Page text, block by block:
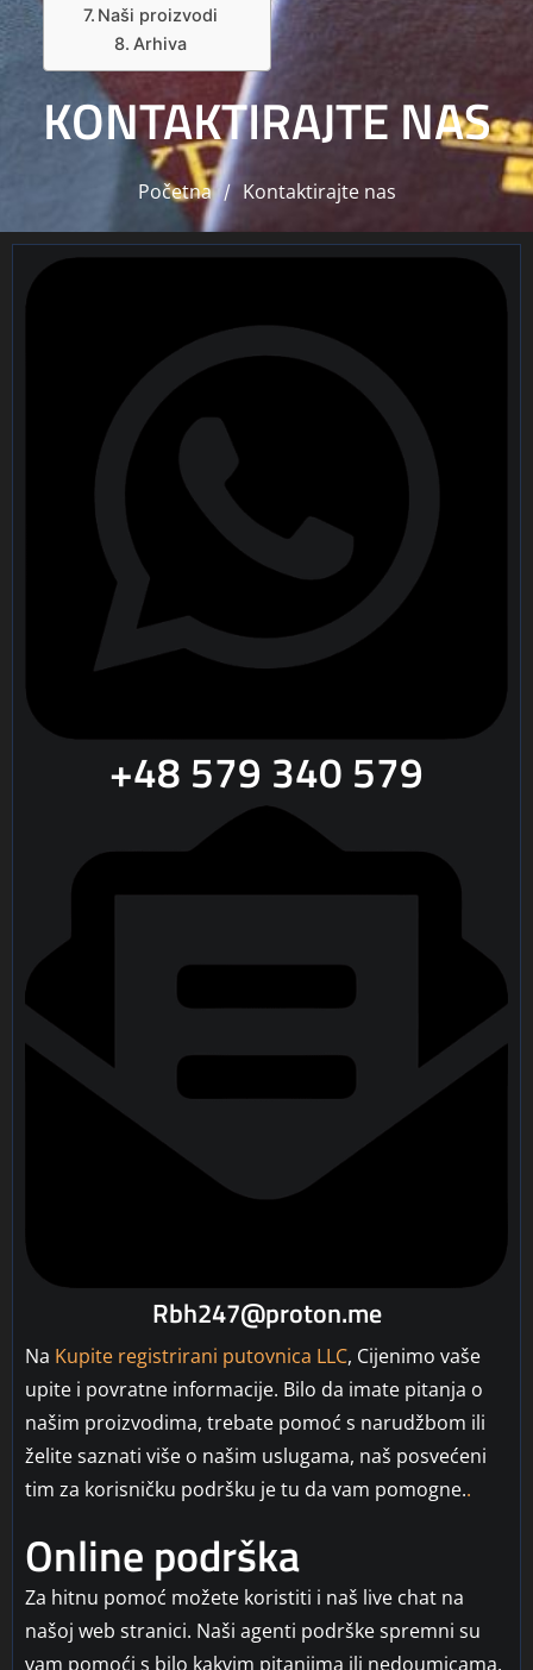
Naši proizvodi
Arhiva
KONTAKTIRAJTE NAS
Početna / Kontaktirajte nas
+48 579 340 579
Rbh247@proton.me
Na Kupite registrirani putovnica LLC, Cijenimo vaše
upite i povratne informacije. Bilo da imate pitanja o
našim proizvodima, trebate pomoć s narudžbom ili
želite saznati više o našim uslugama, naš posvećeni
tim za korisničku podršku je tu da vam pomogne..
Online podrška
Za hitnu pomoć možete koristiti i naš live chat na
našoj web stranici. Naši agenti podrške spremni su
vam pomoći s bilo kakvim pitanjima ili nedoumicama.